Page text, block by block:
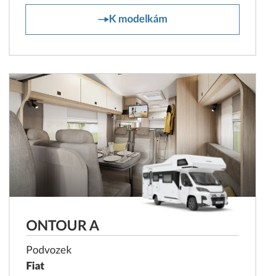
K modelkám
ONTOUR T
ONTOUR A
Podvozek
Fiat